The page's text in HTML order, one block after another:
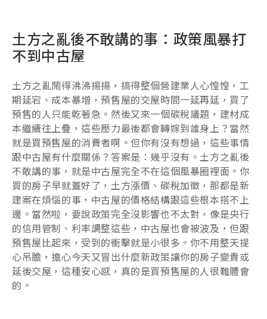
土方之亂後不敢講的事：政策風暴打
不到中古屋
土方之亂鬧得沸沸揚揚，搞得整個營建業人心惶惶，工
期延宕、成本暴增，預售屋的交屋時間一延再延，買了
預售的人只能乾著急。然後又來一個碳稅議題，建材成
本繼續往上疊，這些壓力最後都會轉嫁到誰身上？當然
就是買預售屋的消費者啊。但你有沒有想過，這些事情
跟中古屋有什麼關係？答案是：幾乎沒有。土方之亂後
不敢講的事，就是中古屋完全不在這個風暴圈裡面。你
買的房子早就蓋好了，土方漲價、碳稅加徵，那都是新
建案在煩惱的事，中古屋的價格結構跟這些根本搭不上
邊。當然啦，要說政策完全沒影響也不太對，像是央行
的信用管制、利率調整這些，中古屋也會被波及，但跟
預售屋比起來，受到的衝擊就是小很多。你不用整天提
心吊膽，擔心今天又冒出什麼新政策讓你的房子變貴或
延後交屋，這種安心感，真的是買預售屋的人很難體會
的。